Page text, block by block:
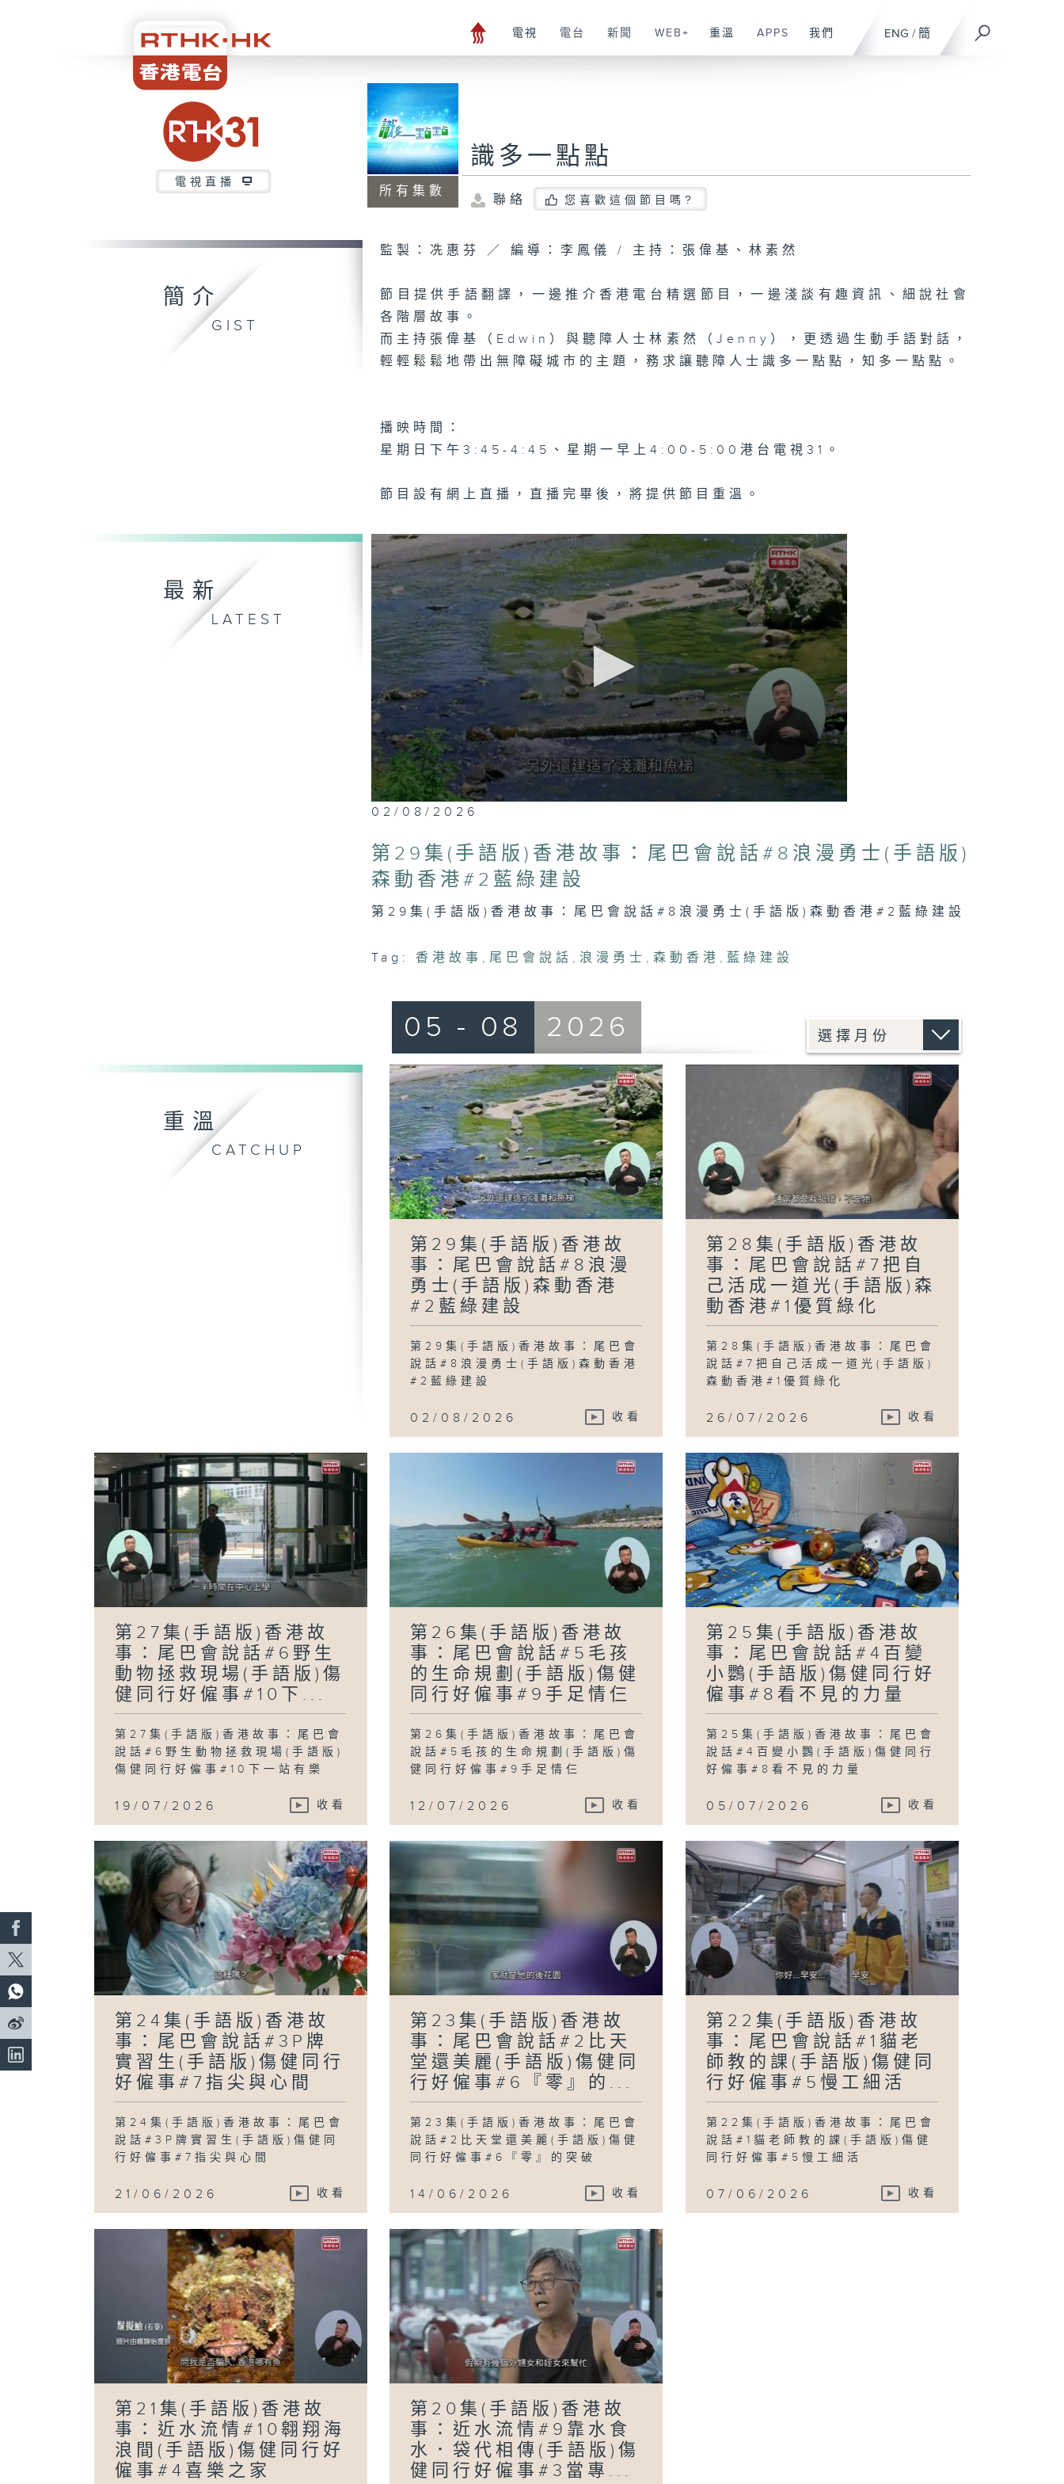
ENG / 簡
電視 電台 新聞 WEB+ 重溫 APPS 我們
電視直播
所有集數
識多一點點
聯絡 您喜歡這個節目嗎?
簡介
GIST
監製：冼惠芬 ／ 編導：李鳳儀 / 主持：張偉基、林素然
節目提供手語翻譯，一邊推介香港電台精選節目，一邊淺談有趣資訊、細說社會
各階層故事。
而主持張偉基（Edwin）與聽障人士林素然（Jenny），更透過生動手語對話，
輕輕鬆鬆地帶出無障礙城市的主題，務求讓聽障人士識多一點點，知多一點點。
播映時間：
星期日下午3:45-4:45、星期一早上4:00-5:00港台電視31。
節目設有網上直播，直播完畢後，將提供節目重溫。
最新
LATEST
0
seconds
44
minutes,
7
secondsVolume
02/08/2026
第29集(手語版)香港故事：尾巴會說話#8浪漫勇士(手語版)
森動香港#2藍綠建設
第29集(手語版)香港故事：尾巴會說話#8浪漫勇士(手語版)森動香港#2藍綠建設
Tag: 香港故事 , 尾巴會說話 , 浪漫勇士 , 森動香港 , 藍綠建設
重溫
CATCHUP
05 - 08 2026
第29集(手語版)香港故
事：尾巴會說話#8浪漫
勇士(手語版)森動香港
#2藍綠建設
第29集(手語版)香港故事：尾巴會
說話#8浪漫勇士(手語版)森動香港
#2藍綠建設
02/08/2026 收看
第28集(手語版)香港故
事：尾巴會說話#7把自
己活成一道光(手語版)森
動香港#1優質綠化
第28集(手語版)香港故事：尾巴會
說話#7把自己活成一道光(手語版)
森動香港#1優質綠化
26/07/2026 收看
第27集(手語版)香港故
事：尾巴會說話#6野生
動物拯救現場(手語版)傷
健同行好僱事#10下...
第27集(手語版)香港故事：尾巴會
說話#6野生動物拯救現場(手語版)
傷健同行好僱事#10下一站有樂
19/07/2026 收看
第26集(手語版)香港故
事：尾巴會說話#5毛孩
的生命規劃(手語版)傷健
同行好僱事#9手足情仨
第26集(手語版)香港故事：尾巴會
說話#5毛孩的生命規劃(手語版)傷
健同行好僱事#9手足情仨
12/07/2026 收看
第25集(手語版)香港故
事：尾巴會說話#4百變
小鸚(手語版)傷健同行好
僱事#8看不見的力量
第25集(手語版)香港故事：尾巴會
說話#4百變小鸚(手語版)傷健同行
好僱事#8看不見的力量
05/07/2026 收看
第24集(手語版)香港故
事：尾巴會說話#3P牌
實習生(手語版)傷健同行
好僱事#7指尖與心間
第24集(手語版)香港故事：尾巴會
說話#3P牌實習生(手語版)傷健同
行好僱事#7指尖與心間
21/06/2026 收看
第23集(手語版)香港故
事：尾巴會說話#2比天
堂還美麗(手語版)傷健同
行好僱事#6『零』的...
第23集(手語版)香港故事：尾巴會
說話#2比天堂還美麗(手語版)傷健
同行好僱事#6『零』的突破
14/06/2026 收看
第22集(手語版)香港故
事：尾巴會說話#1貓老
師教的課(手語版)傷健同
行好僱事#5慢工細活
第22集(手語版)香港故事：尾巴會
說話#1貓老師教的課(手語版)傷健
同行好僱事#5慢工細活
07/06/2026 收看
第21集(手語版)香港故
事：近水流情#10翱翔海
浪間(手語版)傷健同行好
僱事#4喜樂之家
第20集(手語版)香港故
事：近水流情#9靠水食
水．袋代相傳(手語版)傷
健同行好僱事#3當專...